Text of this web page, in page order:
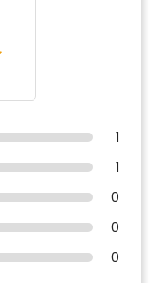
1
1
0
0
0